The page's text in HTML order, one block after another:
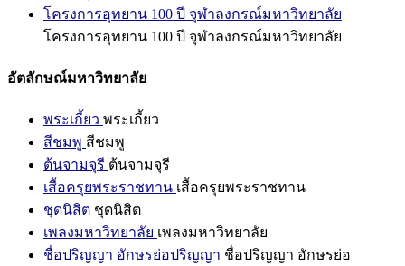
โครงการอุทยาน 100 ปี จุฬาลงกรณ์มหาวิทยาลัย
โครงการอุทยาน 100 ปี จุฬาลงกรณ์มหาวิทยาลัย
อัตลักษณ์มหาวิทยาลัย
พระเกี้ยว พระเกี้ยว
สีชมพู สีชมพู
ต้นจามจุรี ต้นจามจุรี
เสื้อครุยพระราชทาน เสื้อครุยพระราชทาน
ชุดนิสิต ชุดนิสิต
เพลงมหาวิทยาลัย เพลงมหาวิทยาลัย
ชื่อปริญญา อักษรย่อปริญญา ชื่อปริญญา อักษรย่อ